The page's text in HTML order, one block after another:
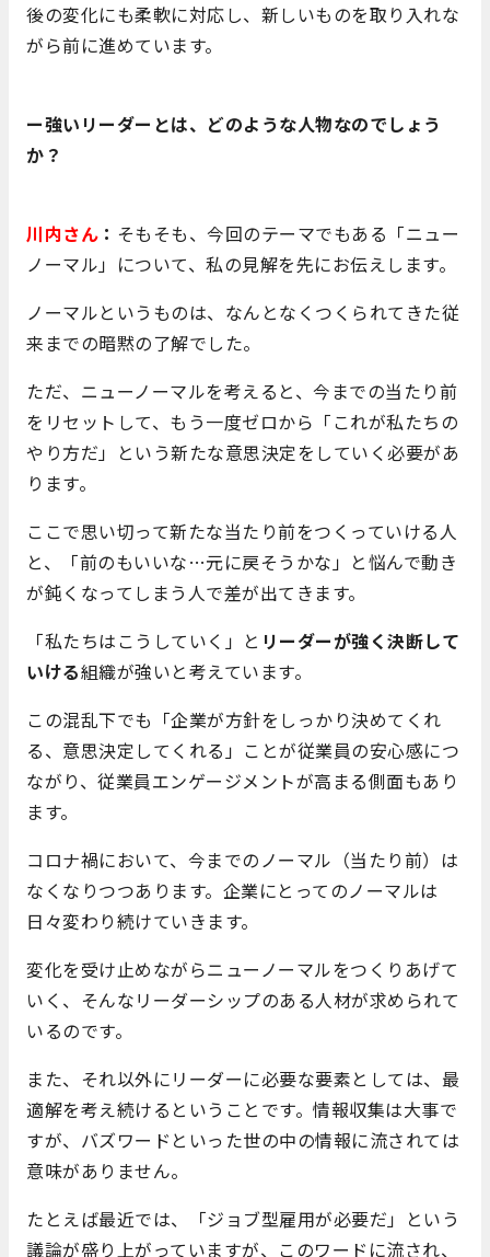
後の変化にも柔軟に対応し、新しいものを取り入れな
がら前に進めています。
ー強いリーダーとは、どのような人物なのでしょう
か？
川内さん ： そもそも、今回のテーマでもある「ニュー
ノーマル」について、私の見解を先にお伝えします。
ノーマルというものは、なんとなくつくられてきた従
来までの暗黙の了解でした。
ただ、ニューノーマルを考えると、今までの当たり前
をリセットして、もう一度ゼロから「これが私たちの
やり方だ」という新たな意思決定をしていく必要があ
ります。
ここで思い切って新たな当たり前をつくっていける人
と、「前のもいいな…元に戻そうかな」と悩んで動き
が鈍くなってしまう人で差が出てきます。
「私たちはこうしていく」と リーダーが強く決断して
いける組織が強いと考えています。
この混乱下でも「企業が方針をしっかり決めてくれ
る、意思決定してくれる」ことが従業員の安心感につ
ながり、従業員エンゲージメントが高まる側面もあり
ます。
コロナ禍において、今までのノーマル（当たり前）は
なくなりつつあります。企業にとってのノーマルは
日々変わり続けていきます。
変化を受け止めながらニューノーマルをつくりあげて
いく、そんなリーダーシップのある人材が求められて
いるのです。
また、それ以外にリーダーに必要な要素としては、最
適解を考え続けるということです。情報収集は大事で
すが、バズワードといった世の中の情報に流されては
意味がありません。
たとえば最近では、「ジョブ型雇用が必要だ」という
議論が盛り上がっていますが、このワードに流され、